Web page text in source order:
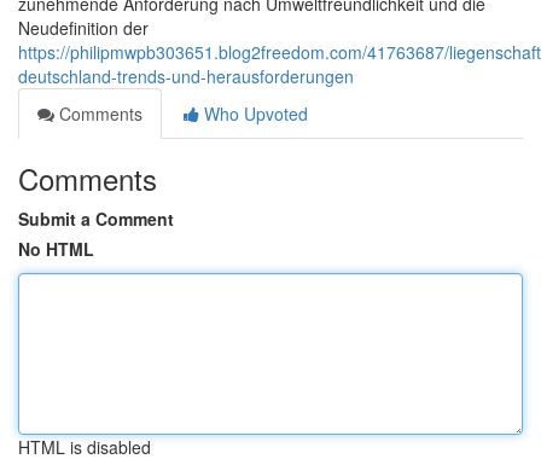
Neudefinition der
https://philipmwpb303651.blog2freedom.com/41763687/
deutschland-trends-und-herausforderungen
Comments
Who Upvoted
Comments
Submit a Comment
No HTML
HTML is disabled